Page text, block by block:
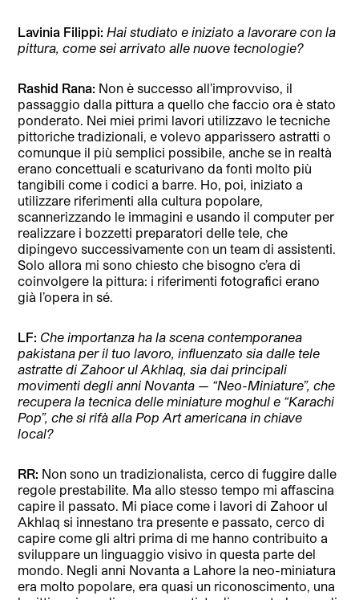
Lavinia Filippi: Hai studiato e iniziato a lavorare con la
pittura, come sei arrivato alle nuove tecnologie?
Rashid Rana: Non è successo all’improvviso, il
passaggio dalla pittura a quello che faccio ora è stato
ponderato. Nei miei primi lavori utilizzavo le tecniche
pittoriche tradizionali, e volevo apparissero astratti o
comunque il più semplici possibile, anche se in realtà
erano concettuali e scaturivano da fonti molto più
tangibili come i codici a barre. Ho, poi, iniziato a
utilizzare riferimenti alla cultura popolare,
scannerizzando le immagini e usando il computer per
realizzare i bozzetti preparatori delle tele, che
dipingevo successivamente con un team di assistenti.
Solo allora mi sono chiesto che bisogno c’era di
coinvolgere la pittura: i riferimenti fotografici erano
già l’opera in sé.
LF: Che importanza ha la scena contemporanea
pakistana per il tuo lavoro, influenzato sia dalle tele
astratte di Zahoor ul Akhlaq, sia dai principali
movimenti degli anni Novanta — “Neo-Miniature”, che
recupera la tecnica delle miniature moghul e “Karachi
Pop”, che si rifà alla Pop Art americana in chiave
local?
RR: Non sono un tradizionalista, cerco di fuggire dalle
regole prestabilite. Ma allo stesso tempo mi affascina
capire il passato. Mi piace come i lavori di Zahoor ul
Akhlaq si innestano tra presente e passato, cerco di
capire come gli altri prima di me hanno contribuito a
sviluppare un linguaggio visivo in questa parte del
mondo. Negli anni Novanta a Lahore la neo-miniatura
era molto popolare, era quasi un riconoscimento, una